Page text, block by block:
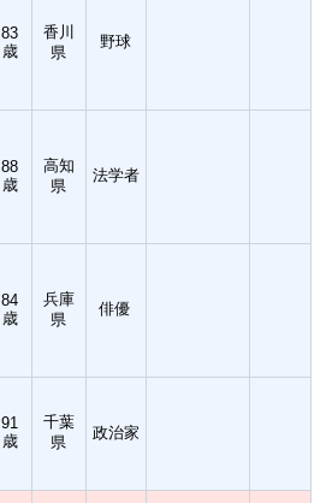
83
歳
香川
県
野球
88
歳
高知
県
法学者
84
歳
兵庫
県
俳優
91
歳
千葉
県
政治家